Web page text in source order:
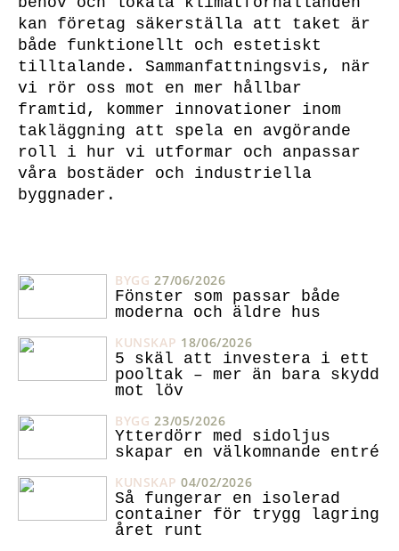
kan företag säkerställa att taket är
både funktionellt och estetiskt
tilltalande. Sammanfattningsvis, när
vi rör oss mot en mer hållbar
framtid, kommer innovationer inom
takläggning att spela en avgörande
roll i hur vi utformar och anpassar
våra bostäder och industriella
byggnader.
BYGG 27/06/2026
Fönster som passar både
moderna och äldre hus
KUNSKAP 18/06/2026
5 skäl att investera i ett
pooltak – mer än bara skydd
mot löv
BYGG 23/05/2026
Ytterdörr med sidoljus
skapar en välkomnande entré
KUNSKAP 04/02/2026
Så fungerar en isolerad
container för trygg lagring
året runt